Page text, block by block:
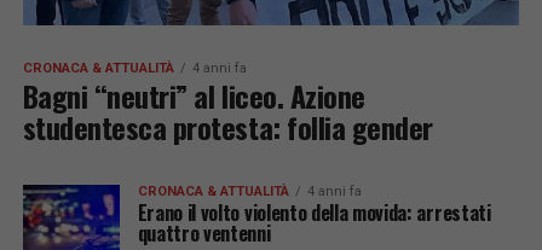
CRONACA & ATTUALITÀ 4 anni fa
Bagni “neutri” al liceo. Azione
studentesca protesta: follia gender
CRONACA & ATTUALITÀ 4 anni fa
Erano il volto violento della movida: arrestati
quattro ventenni